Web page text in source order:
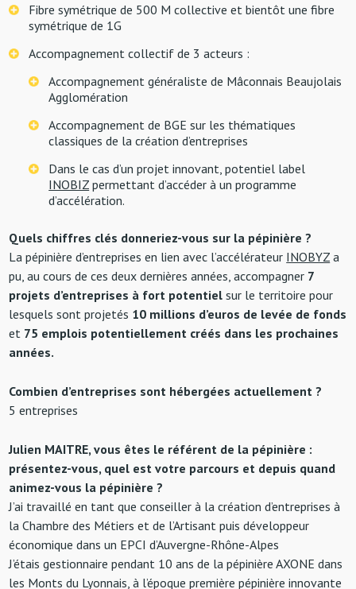
Fibre symétrique de 500 M collective et bientôt une fibre
symétrique de 1G
Accompagnement collectif de 3 acteurs :
Accompagnement généraliste de Mâconnais Beaujolais
Agglomération
Accompagnement de BGE sur les thématiques
classiques de la création d’entreprises
Dans le cas d’un projet innovant, potentiel label
INOBIZ permettant d’accéder à un programme
d’accélération.
Quels chiffres clés donneriez-vous sur la pépinière ?
La pépinière d’entreprises en lien avec l’accélérateur INOBYZ a
pu, au cours de ces deux dernières années, accompagner 7
projets d’entreprises à fort potentiel sur le territoire pour
lesquels sont projetés 10 millions d’euros de levée de fonds
et 75 emplois potentiellement créés dans les prochaines
années.
Combien d’entreprises sont hébergées actuellement ?
5 entreprises
Julien MAITRE, vous êtes le référent de la pépinière :
présentez-vous, quel est votre parcours et depuis quand
animez-vous la pépinière ?
J’ai travaillé en tant que conseiller à la création d’entreprises à
la Chambre des Métiers et de l’Artisant puis développeur
économique dans un EPCI d’Auvergne-Rhône-Alpes
J’étais gestionnaire pendant 10 ans de la pépinière AXONE dans
les Monts du Lyonnais, à l’époque première pépinière innovante